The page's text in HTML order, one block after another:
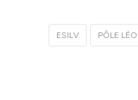
ESILV PÔLE